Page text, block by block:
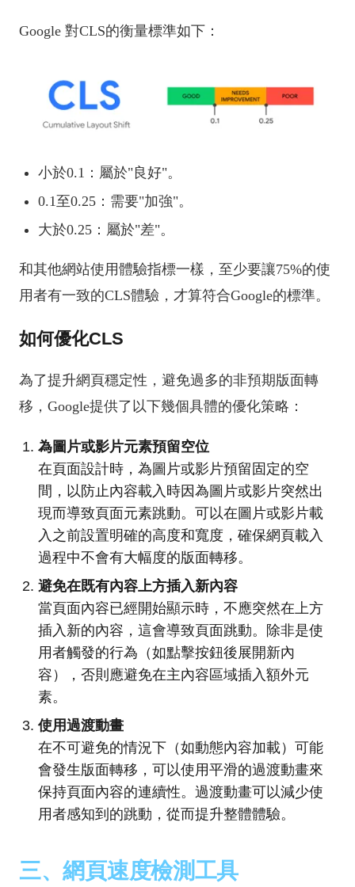
Google 對CLS的衡量標準如下：
小於0.1：屬於"良好"。
0.1至0.25：需要"加強"。
大於0.25：屬於"差"。
和其他網站使用體驗指標一樣，至少要讓75%的使
用者有一致的CLS體驗，才算符合Google的標準。
如何優化CLS
為了提升網頁穩定性，避免過多的非預期版面轉
移，Google提供了以下幾個具體的優化策略：
為圖片或影片元素預留空位
在頁面設計時，為圖片或影片預留固定的空
間，以防止內容載入時因為圖片或影片突然出
現而導致頁面元素跳動。可以在圖片或影片載
入之前設置明確的高度和寬度，確保網頁載入
過程中不會有大幅度的版面轉移。
避免在既有內容上方插入新內容
當頁面內容已經開始顯示時，不應突然在上方
插入新的內容，這會導致頁面跳動。除非是使
用者觸發的行為（如點擊按鈕後展開新內
容），否則應避免在主內容區域插入額外元
素。
使用過渡動畫
在不可避免的情況下（如動態內容加載）可能
會發生版面轉移，可以使用平滑的過渡動畫來
保持頁面內容的連續性。過渡動畫可以減少使
用者感知到的跳動，從而提升整體體驗。
三、網頁速度檢測工具